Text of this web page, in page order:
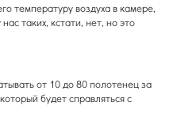
температуру воздуха в камере,
таких, кстати, нет, но это
от 10 до 80 полотенец за
будет справляться с